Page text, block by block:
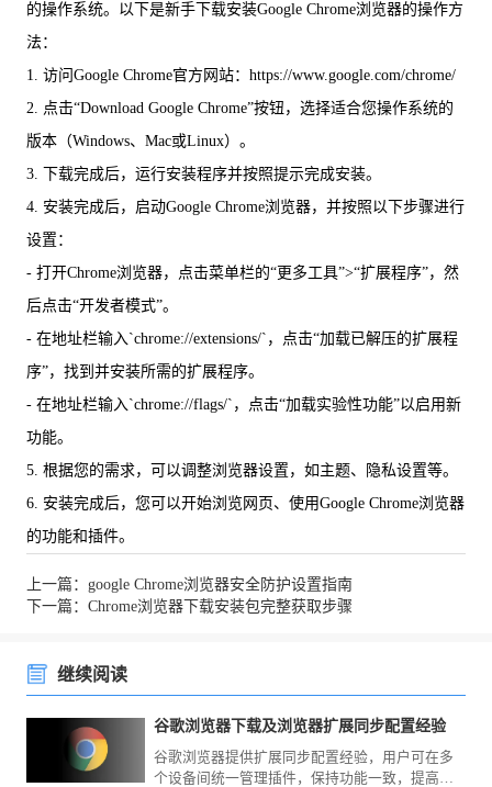
的操作系统。以下是新手下载安装Google Chrome浏览器的操作方
法：
1. 访问Google Chrome官方网站：https://www.google.com/chrome/
2. 点击“Download Google Chrome”按钮，选择适合您操作系统的
版本（Windows、Mac或Linux）。
3. 下载完成后，运行安装程序并按照提示完成安装。
4. 安装完成后，启动Google Chrome浏览器，并按照以下步骤进行
设置：
- 打开Chrome浏览器，点击菜单栏的“更多工具”>“扩展程序”，然
后点击“开发者模式”。
- 在地址栏输入`chrome://extensions/`，点击“加载已解压的扩展程
序”，找到并安装所需的扩展程序。
- 在地址栏输入`chrome://flags/`，点击“加载实验性功能”以启用新
功能。
5. 根据您的需求，可以调整浏览器设置，如主题、隐私设置等。
6. 安装完成后，您可以开始浏览网页、使用Google Chrome浏览器
的功能和插件。
上一篇：google Chrome浏览器安全防护设置指南
下一篇：Chrome浏览器下载安装包完整获取步骤
继续阅读
谷歌浏览器下载及浏览器扩展同步配置经验
谷歌浏览器提供扩展同步配置经验，用户可在多
个设备间统一管理插件，保持功能一致，提高浏